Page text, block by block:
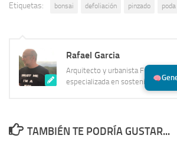
Etiquetas: bonsai defoliación pinzado poda
Rafael Garcia
Arquitecto y urbanista Fundador
especializada en sostenibilidad y
TAMBIÉN TE PODRÍA GUSTAR...